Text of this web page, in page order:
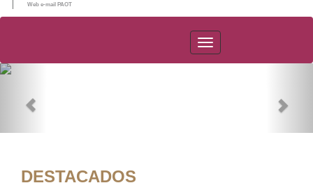
Web e-mail PAOT
PAOT
DESTACADOS